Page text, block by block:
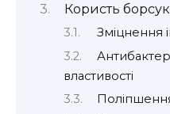
Користь
Зміцнення
властивості